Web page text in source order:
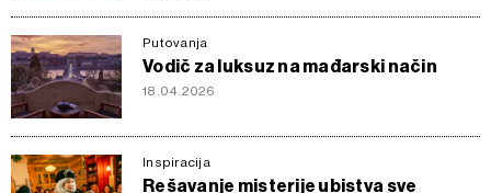
Putovanja
Vodič za luksuz na mađarski način
18.04.2026
Inspiracija
Rešavanje misterije ubistva sve